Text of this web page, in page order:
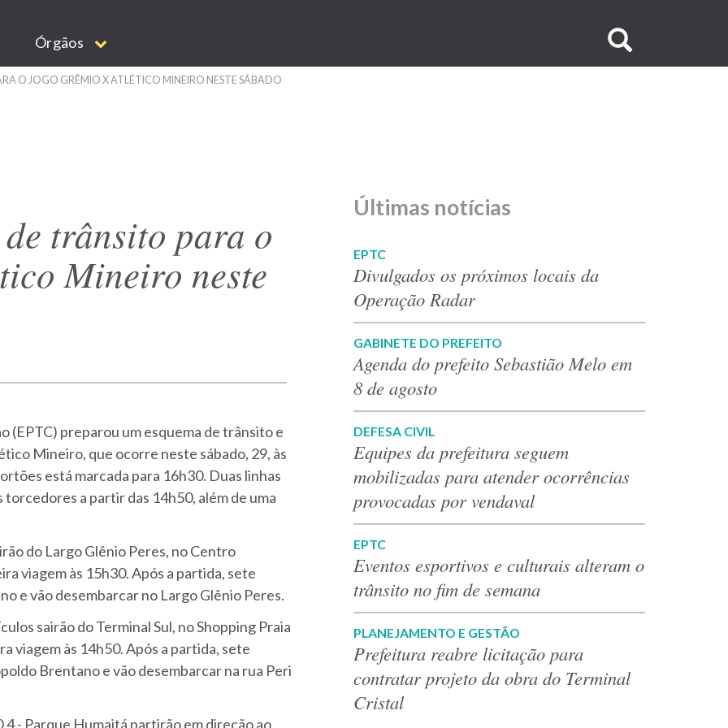
Órgãos
no
O JOGO GRÊMIO X ATLÉTICO MINEIRO NESTE SÁBADO
trânsito para o
Mineiro neste
(EPTC) preparou um esquema de trânsito e
Mineiro, que ocorre neste sábado, 29, às
está marcada para 16h30. Duas linhas
a partir das 14h50, além de uma
do Largo Glênio Peres, no Centro
viagem às 15h30. Após a partida, sete
e vão desembarcar no Largo Glênio Peres.
sairão do Terminal Sul, no Shopping Praia
viagem às 14h50. Após a partida, sete
Brentano e vão desembarcar na rua Peri
- Parque Humaitá partirão em direção ao
Últimas notícias
EPTC
Divulgados os próximos locais da
Operação Radar
GABINETE DO PREFEITO
Agenda do prefeito Sebastião Melo em
8 de agosto
DEFESA CIVIL
Equipes da prefeitura seguem
mobilizadas para atender ocorrências
provocadas por vendaval
EPTC
Eventos esportivos e culturais alteram o
trânsito no fim de semana
PLANEJAMENTO E GESTÃO
Prefeitura reabre licitação para
contratar projeto da obra do Terminal
Cristal